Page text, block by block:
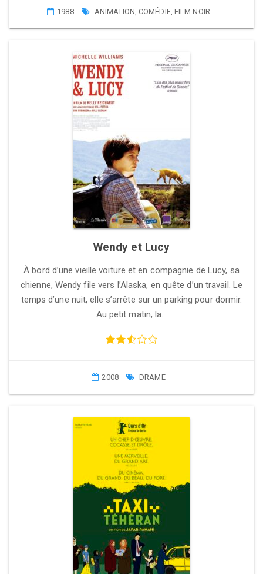
1988 ANIMATION,COMÉDIE, FILM NOIR
Wendy et Lucy
À bord d’une vieille voiture et en compagnie de Lucy, sa
chienne, Wendy file vers l’Alaska, en quête d’un travail. Le
temps d’une nuit, elle s’arrête sur un parking pour dormir.
Au petit matin, la…
2008 DRAME